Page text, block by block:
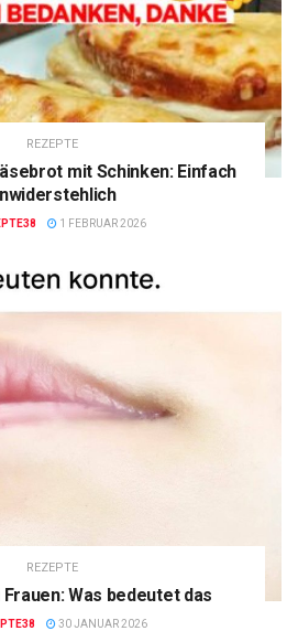
REZEPTE
mit Schinken: Einfach
1 FEBRUAR 2026
REZEPTE
Was bedeutet das
30 JANUAR 2026